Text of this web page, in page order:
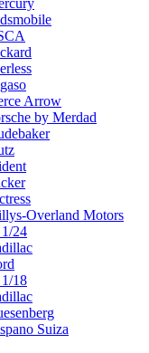
Arrow
by Merdad
Overland Motors
24
18
Suiza